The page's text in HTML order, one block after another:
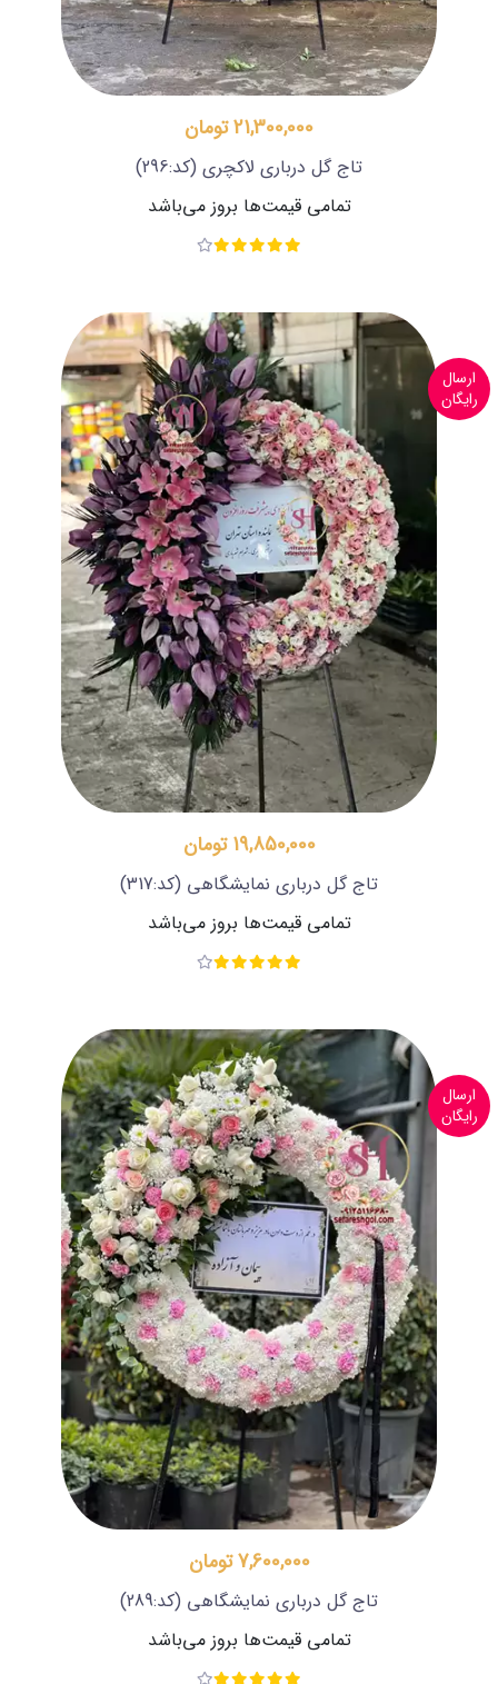
21,300,000 تومان
تاج گل درباری لاکچری (کد:296)
تمامی قیمت‌ها بروز می‌باشد
ارسال
رایگان
19,850,000 تومان
تاج گل درباری نمایشگاهی (کد:317)
تمامی قیمت‌ها بروز می‌باشد
ارسال
رایگان
7,600,000 تومان
تاج گل درباری نمایشگاهی (کد:289)
تمامی قیمت‌ها بروز می‌باشد